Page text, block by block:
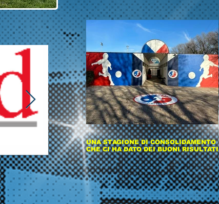
UNA STAGIONE DI CONSOLIDAMENTO
CHE CI HA DATO DEI BUONI RISULTATI